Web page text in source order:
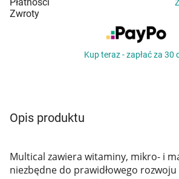
Marki
Zwroty
Kup teraz - zapłać za 30
Opis produktu
Multical zawiera witaminy, mikro- i
niezbędne do prawidłowego